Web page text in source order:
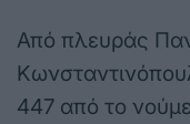
Από πλευράς
447 από το